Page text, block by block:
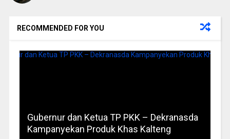
RECOMMENDED FOR YOU
Gubernur dan Ketua TP PKK – Dekranasda
Kampanyekan Produk Khas Kalteng